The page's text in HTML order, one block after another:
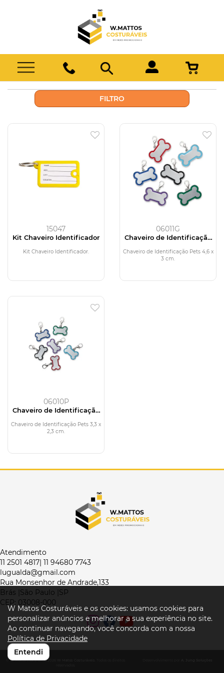
FILTRO
15047
Kit Chaveiro Identificador
Kit Chaveiro Identificador.
06011G
Chaveiro de Identificação
Chaveiro de Identificação Pets 4,6 x
3 cm.
06010P
Chaveiro de Identificação
Chaveiro de Identificação Pets 3,3 x
2,3 cm.
Atendimento
11 2501 4817| 11 94680 7743
lugualda@gmail.com
Rua Monsenhor de Andrade,133
Brás |São Paulo |SP
CEP: 03008-000
© W Matos Costuráveis 2026
W Matos Costuráveis e os cookies: usamos cookies para
personalizar anúncios e melhorar a sua experiência no site.
Ao continuar navegando, você concorda com a nossa
Política de Privacidade
Entendi